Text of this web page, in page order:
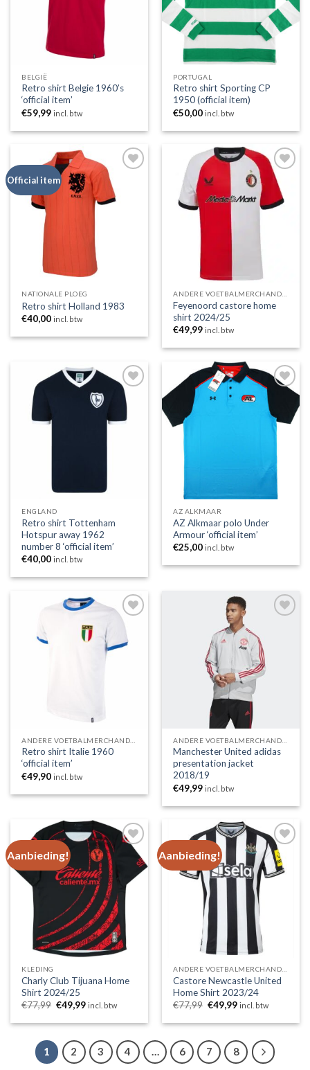
BELGIË
Retro shirt Belgie 1960’s
‘official item’
€59,99 incl. btw
PORTUGAL
Retro shirt Sporting CP
1950 (official item)
€50,00 incl. btw
Official item
Toevoegen
aan
wenslijst
NATIONALE PLOEG
Retro shirt Holland 1983
€40,00 incl. btw
Toevoegen
aan
wenslijst
Feyenoord castore home
shirt 2024/25
€49,99 incl. btw
Toevoegen
aan
wenslijst
ENGLAND
Retro shirt Tottenham
Hotspur away 1962
number 8 ‘official item’
€40,00 incl. btw
Toevoegen
aan
wenslijst
AZ ALKMAAR
AZ Alkmaar polo Under
Armour ‘official item’
€25,00 incl. btw
Toevoegen
aan
wenslijst
Retro shirt Italie 1960
‘official item’
€49,90 incl. btw
wenslijst
Manchester United adidas
presentation jacket
2018/19
€49,99 incl. btw
Aanbieding!
Toevoegen
wenslijst
KLEDING
Charly Club Tijuana Home
Shirt 2024/25
€77,99 Oorspronkelijke
was:
€49,99Huidige
is:
incl. btw
Aanbieding!
Toevoegen
aan
wenslijst
Castore Newcastle United
Home Shirt 2023/24
€77,99 Oorspronkelijke
was:
€49,99Huidige
is:
incl. btw
1 2 3 4 … 6 7 8